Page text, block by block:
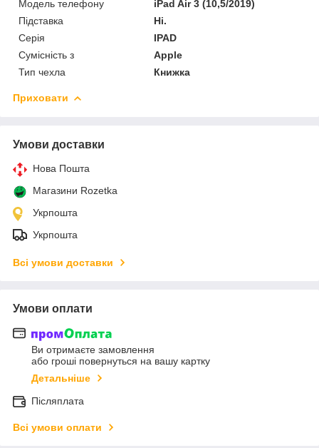
Модель телефону
iPad Air 3 (10,5/2019)
Підставка
Ні.
Серія
IPAD
Сумісність з
Apple
Тип чехла
Книжка
Приховати
Умови доставки
Нова Пошта
Магазини Rozetka
Укрпошта
Укрпошта
Всі умови доставки
Умови оплати
Ви отримаєте замовлення
або гроші повернуться на вашу картку
Детальніше
Післяплата
Всі умови оплати